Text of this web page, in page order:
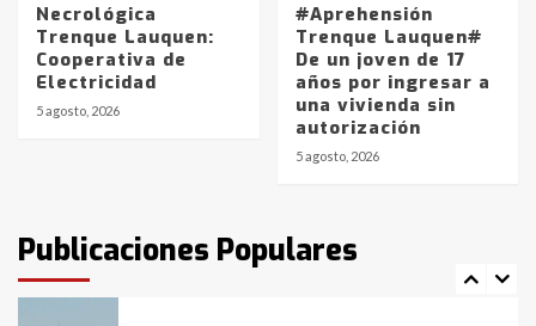
Necrológica
Trenque Lauquen:
Cooperativa de
Electricidad
5 agosto, 2026
#Aprehensión
Trenque Lauquen#
De un joven de 17
años por ingresar a
una vivienda sin
autorización
5 agosto, 2026
Publicaciones Populares
La Bolsa de Cereales de Bahía
Blanca anticipa que Agosto vendrá
con lluvias y heladas, en gran parte
fueron detenidos por
comercialización de drogas en la
tarde del sábado